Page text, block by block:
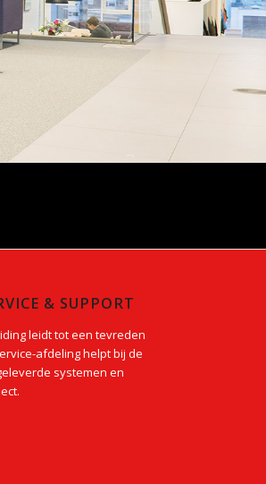
& SUPPORT
leidt tot een tevreden
afdeling helpt bij de
systemen en